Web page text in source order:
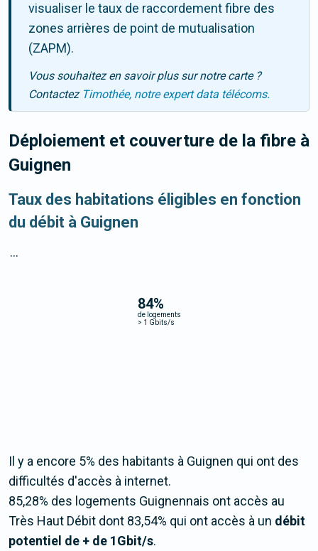
visualiser le taux de raccordement fibre des
zones arrières de point de mutualisation
(ZAPM).
Vous souhaitez en savoir plus sur notre carte ?
Contactez Timothée, notre expert data télécoms.
Déploiement et couverture de la fibre à
Guignen
Taux des habitations éligibles en fonction
du débit à Guignen
84%
de logements
> 1 Gbits/s
...
Il y a encore 5% des habitants à Guignen qui ont des
difficultés d'accès à internet.
85,28% des logements Guignennais ont accès au
Très Haut Débit dont 83,54% qui ont accès à un débit
potentiel de + de 1Gbit/s.